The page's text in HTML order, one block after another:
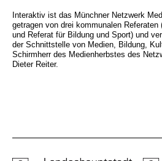
Interaktiv ist das Münchner Netzwerk
getragen von drei kommunalen
und Referat für Bildung und Sport) und
der Schnittstelle von Medien, Bildung,
Schirmherr des Medienherbstes des
Dieter Reiter.